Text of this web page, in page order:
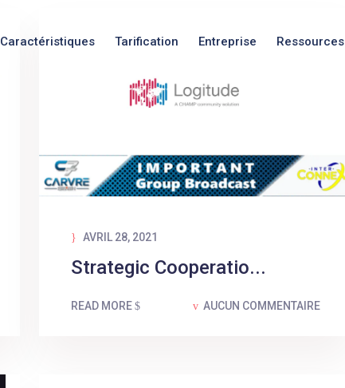
Caractéristiques
Nouveautés
Tarification Entreprise Ressources
AVRIL 28, 2021
Strategic Cooperatio...
READ MORE AUCUN COMMENTAIRE